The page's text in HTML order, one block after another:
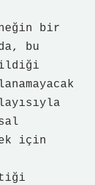
bir
bu
için